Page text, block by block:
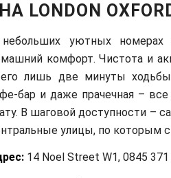
LONDON
уютных номерах
комфорт. Чистота и
лишь две минуты
бар и даже прачечная –
В шаговой доступности –
улицы, по которым
14 Noel Street W1, 0845 371